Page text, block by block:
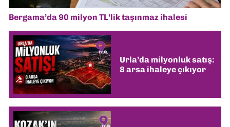
Bergama’da 90 milyon TL’lik taşınmaz ihalesi
Urla’da milyonluk satış:
8 arsa ihaleye çıkıyor